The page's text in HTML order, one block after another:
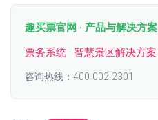
趣买票官网 · 产品与解决方案
票务系统 · 智慧景区解决方案
咨询热线：400-002-2301